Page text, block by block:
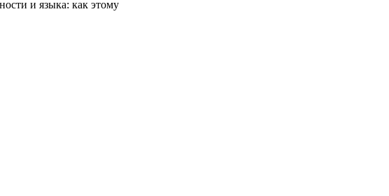
и языка: как этому